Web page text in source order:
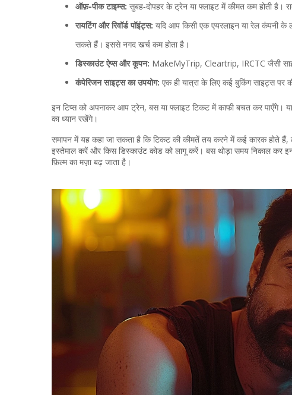
ऑफ़-पीक टाइम्स: सुबह‑दोपहर के ट्रेन या फ्लाइट में कीमत कम होती
रायटिंग और रिवॉर्ड पॉइंट्स: यदि आप किसी एक एयरलाइन या रेल कंपनी के
सकते हैं। इससे नगद खर्च कम होता है।
डिस्काउंट ऐप्स और कूपन: MakeMyTrip, Cleartrip, IRCTC जैसी
कंपेरिजन साइट्स का उपयोग: एक ही यात्रा के लिए कई बुकिंग साइट्स
इन टिप्स को अपनाकर आप ट्रेन, बस या फ्लाइट टिकट में काफी बचत कर पाएँगे।
का ध्यान रखेंगे।
समापन में यह कहा जा सकता है कि टिकट की कीमतें तय करने में कई कारक होते
इस्तेमाल करें और किस डिस्काउंट कोड को लागू करें। बस थोड़ा समय निकाल कर
फ़िल्म का मज़ा बढ़ जाता है।